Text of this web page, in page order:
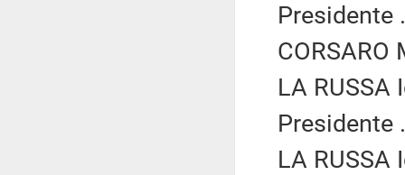
Presidente
LA RUSSA
Presidente
LA RUSSA